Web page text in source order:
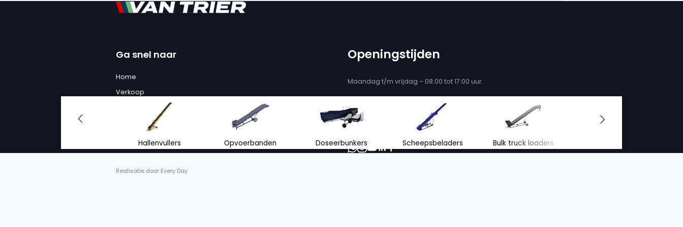
Duoband huren bij Van Trier
het gebruik en snel inzetbaar, om grote afstanden te overbruggen tussen losplaats en opslagplaats. Bandbreedte
metaalpoeders worden de banden uitgevoerd met sterkere banden, kettingwielen en motoren.
Duoband verhuur
De duobanden worden op elkaar vervoerd en na aankomst hydraulisch van elkaar getild en elektrisch uit elkaar
geschoven. Duobanden kunnen in- en uitschuiven, de lengte kan in het gebruik worden gevarieerd vanaf 6 m
bandbreedtes van 70, 80 of 100 cm, met een variabele bandsnelheid van 0 tot 100 m³/uur. De instorthoogte is